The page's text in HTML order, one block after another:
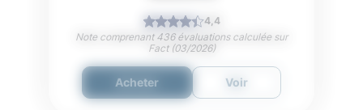
4,4
Note comprenant 436 évaluations calculée sur
Fact (03/2026)
Acheter Voir